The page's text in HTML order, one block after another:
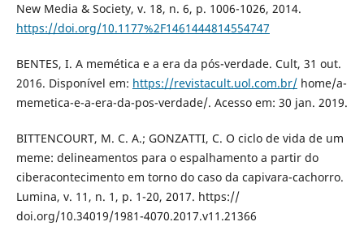
New Media & Society, v. 18, n. 6, p. 1006-1026, 2014.
https://doi.org/10.1177%2F1461444814554747
BENTES, I. A memética e a era da pós-verdade. Cult, 31 out.
2016. Disponível em: https://revistacult.uol.com.br/home/a-
memetica-e-a-era-da-pos-verdade/. Acesso em: 30 jan. 2019.
BITTENCOURT, M. C. A.; GONZATTI, C. O ciclo de vida de um
meme: delineamentos para o espalhamento a partir do
ciberacontecimento em torno do caso da capivara-cachorro.
Lumina, v. 11, n. 1, p. 1-20, 2017. https://
doi.org/10.34019/1981-4070.2017.v11.21366